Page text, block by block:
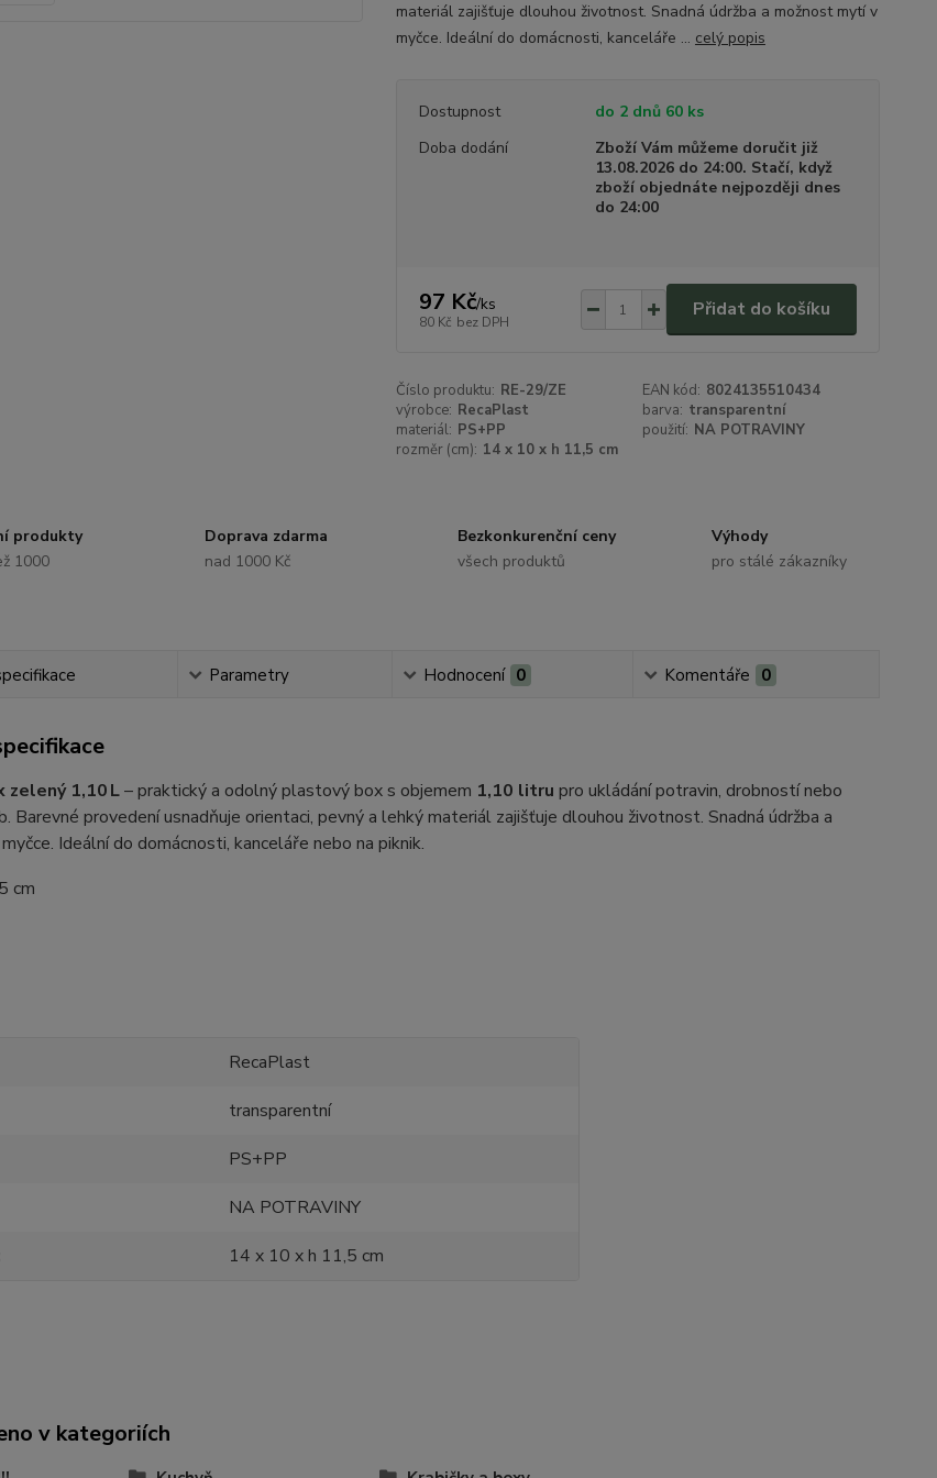
materiál zajišťuje dlouhou životnost. Snadná údržba a možnost mytí v
myčce. Ideální do domácnosti, kanceláře ... celý popis
Dostupnost
do 2 dnů 60 ks
Doba dodání
Zboží Vám můžeme doručit již
13.08.2026 do 24:00. Stačí, když
zboží objednáte nejpozději dnes
do 24:00
97 Kč/ks
80 Kč bez DPH
Přidat do košíku
Číslo produktu: RE-29/ZE EAN kód: 8024135510434
výrobce: RecaPlast barva: transparentní
materiál: PS+PP použití: NA POTRAVINY
rozměr (cm): 14 x 10 x h 11,5 cm
produkty
1000
Doprava zdarma
nad 1000 Kč
Bezkonkurenční ceny
všech produktů
Výhody
pro stálé zákazníky
Parametry Hodnocení 0 Komentáře 0
zelený 1,10 L– praktický a odolný plastový box s objemem 1,10 litru pro ukládání potravin, drobností nebo
Barevné provedení usnadňuje orientaci, pevný a lehký materiál zajišťuje dlouhou životnost. Snadná údržba a
Ideální do domácnosti, kanceláře nebo na piknik.
cm
RecaPlast
transparentní
PS+PP
NA POTRAVINY
14 x 10 x h 11,5 cm
v kategoriích